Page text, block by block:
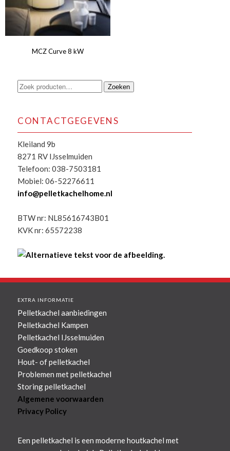
MCZ Curve 8 kW
Zoeken
Zoeken
CONTACTGEGEVENS
Kleiland 9b
8271 RV IJsselmuiden
Telefoon: 038-7503181
Mobiel: 06-52276611
info@pelletkachelhome.nl
BTW nr: NL85616743B01
KVK nr: 65572238
EXTRA INFORMATIE
Pelletkachel aanbiedingen
Pelletkachel Kampen
Pelletkachel IJsselmuiden
Goedkoop stoken
Hout- of pelletkachel
Problemen met pelletkachel
Storing pelletkachel
Algemene voorwaarden
Privacy Policy
Een pelletkachel is een moderne houtkachel met